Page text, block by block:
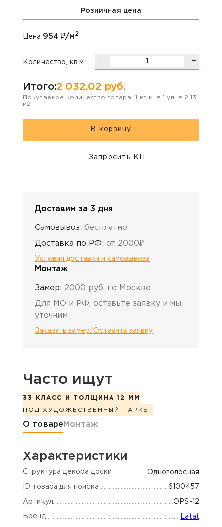
Розничная цена
Цена:954 ₽/м2
Количество, кв.м.: - +
Итого:2 032,02 руб.
Покупаемое количество товара: 1 кв.м. =1 уп. = 2.13
м2
В корзину
Запросить КП
Доставим за 3 дня
Самовывоз: бесплатно
Доставка по РФ: от 2000₽
Условия доставки и самовывоза
Монтаж
Замер: 2000 руб. по Москве
Для МО и РФ, оставьте заявку и мы
уточним
Заказать замер/Оставить заявку
Часто ищут
33 КЛАСС И ТОЛЩИНА 12 ММ
ПОД ХУДОЖЕСТВЕННЫЙ ПАРКЕТ
Информация о товаре
О товаре Монтаж
Характеристики
Cтруктура декора доски Однополосная
ID товара для поиска 6100457
Артикул OPS-12
Бренд Latat